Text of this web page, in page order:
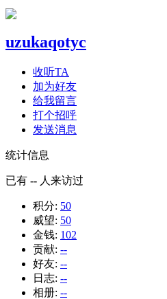
uzukaqotyc
收听TA
加为好友
给我留言
打个招呼
发送消息
统计信息
已有 -- 人来访过
积分: 50
威望: 50
金钱: 102
贡献: --
好友: --
日志: --
相册: --